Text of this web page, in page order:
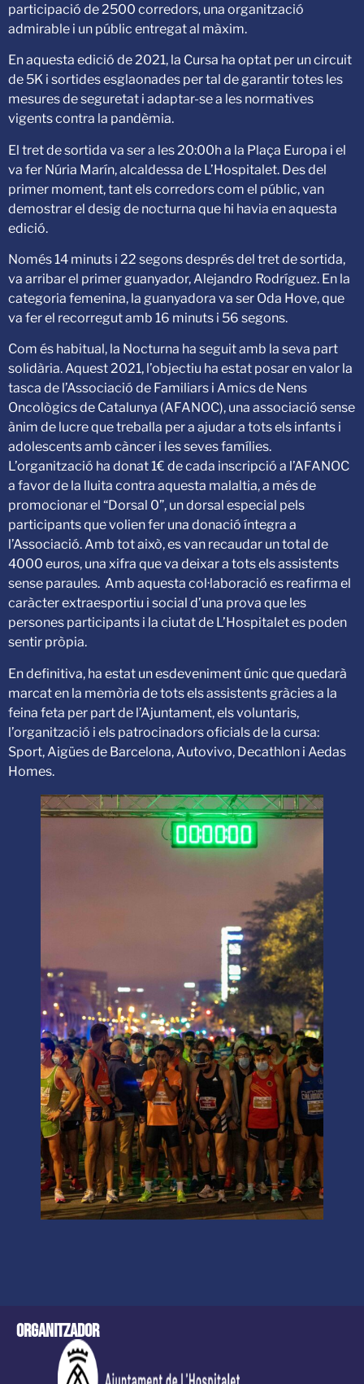
participació de 2500 corredors, una organització
admirable i un públic entregat al màxim.
En aquesta edició de 2021, la Cursa ha optat per un circuit
de 5K i sortides esglaonades per tal de garantir totes les
mesures de seguretat i adaptar-se a les normatives
vigents contra la pandèmia.
El tret de sortida va ser a les 20:00h a la Plaça Europa i el
va fer Núria Marín, alcaldessa de L’Hospitalet. Des del
primer moment, tant els corredors com el públic, van
demostrar el desig de nocturna que hi havia en aquesta
edició.
Només 14 minuts i 22 segons després del tret de sortida,
va arribar el primer guanyador, Alejandro Rodríguez. En la
categoria femenina, la guanyadora va ser Oda Hove, que
va fer el recorregut amb 16 minuts i 56 segons.
Com és habitual, la Nocturna ha seguit amb la seva part
solidària. Aquest 2021, l’objectiu ha estat posar en valor la
tasca de l’Associació de Familiars i Amics de Nens
Oncològics de Catalunya (AFANOC), una associació sense
ànim de lucre que treballa per a ajudar a tots els infants i
adolescents amb càncer i les seves famílies.
L’organització ha donat 1€ de cada inscripció a l’AFANOC
a favor de la lluita contra aquesta malaltia, a més de
promocionar el “Dorsal 0”, un dorsal especial pels
participants que volien fer una donació íntegra a
l’Associació. Amb tot això, es van recaudar un total de
4000 euros, una xifra que va deixar a tots els assistents
sense paraules. Amb aquesta col·laboració es reafirma el
caràcter extraesportiu i social d’una prova que les
persones participants i la ciutat de L’Hospitalet es poden
sentir pròpia.
En definitiva, ha estat un esdeveniment únic que quedarà
marcat en la memòria de tots els assistents gràcies a la
feina feta per part de l’Ajuntament, els voluntaris,
l’organització i els patrocinadors oficials de la cursa:
Sport, Aigües de Barcelona, Autovivo, Decathlon i Aedas
Homes.
Organitzador